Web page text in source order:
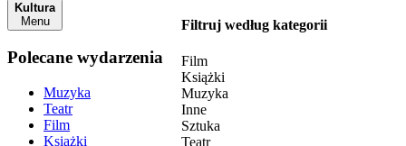
Kultura
Menu
Polecane wydarzenia
Muzyka
Teatr
Film
Książki
Filtruj według kategorii
Film
Książki
Muzyka
Inne
Sztuka
Teatr